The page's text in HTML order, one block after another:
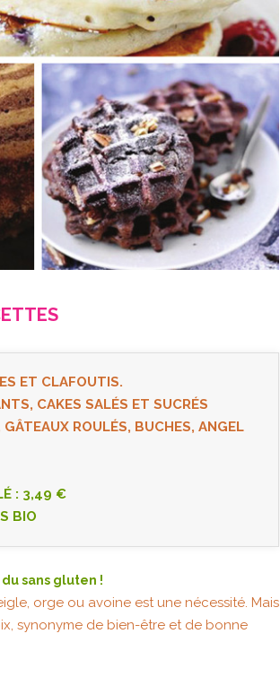
ET CLAFOUTIS.
CAKES SALÉS ET SUCRÉS
GÂTEAUX ROULÉS, BUCHES, ANGEL
: 3,49 €
BIO
sans gluten !
orge ou avoine est une nécessité. Mais
synonyme de bien-être et de bonne